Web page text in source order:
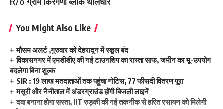
You Might Also Like
मौसम अलर्ट ,गुरुवार को देहरादून में स्कूल बंद
विकासनगर में एमडीडीए की नई टाउनशिप का रास्ता साफ, जमीन का भू-उपयोग
बदलेगा बिना शुल्क
SIR : 19 लाख मतदाताओं तक पहुंचा नोटिस, 77 फीसदी वितरण पूरा
मसूरी और नैनीताल में अंडरग्राउंड होंगी बिजली लाइनें
दवा बनाना होगा सस्ता, IIT रुड़की की नई तकनीक से हरित रसायन को मिलेगी